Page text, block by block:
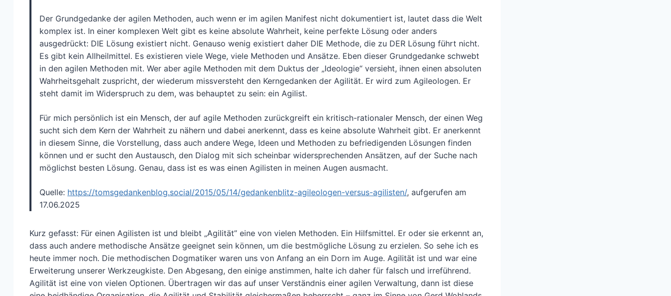
Der Grundgedanke der agilen Methoden, auch wenn er im agilen Manifest nicht dokumentiert ist, lautet dass die Welt
komplex ist. In einer komplexen Welt gibt es keine absolute Wahrheit, keine perfekte Lösung oder anders
ausgedrückt: DIE Lösung existiert nicht. Genauso wenig existiert daher DIE Methode, die zu DER Lösung führt nicht.
Es gibt kein Allheilmittel. Es existieren viele Wege, viele Methoden und Ansätze. Eben dieser Grundgedanke schwebt
in den agilen Methoden mit. Wer aber agile Methoden mit dem Duktus der „Ideologie“ versieht, ihnen einen absoluten
Wahrheitsgehalt zuspricht, der wiederum missversteht den Kerngedanken der Agilität. Er wird zum Agileologen. Er
steht damit im Widerspruch zu dem, was behauptet zu sein: ein Agilist.
Für mich persönlich ist ein Mensch, der auf agile Methoden zurückgreift ein kritisch-rationaler Mensch, der einen Weg
sucht sich dem Kern der Wahrheit zu nähern und dabei anerkennt, dass es keine absolute Wahrheit gibt. Er anerkennt
in diesem Sinne, die Vorstellung, dass auch andere Wege, Ideen und Methoden zu befriedigenden Lösungen finden
können und er sucht den Austausch, den Dialog mit sich scheinbar widersprechenden Ansätzen, auf der Suche nach
möglichst besten Lösung. Genau, dass ist es was einen Agilisten in meinen Augen ausmacht.
Quelle: https://tomsgedankenblog.social/2015/05/14/gedankenblitz-agileologen-versus-agilisten/, aufgerufen am
17.06.2025
Kurz gefasst: Für einen Agilisten ist und bleibt „Agilität” eine von vielen Methoden. Ein Hilfsmittel. Er oder sie erkennt an,
dass auch andere methodische Ansätze geeignet sein können, um die bestmögliche Lösung zu erzielen. So sehe ich es
heute immer noch. Die methodischen Dogmatiker waren uns von Anfang an ein Dorn im Auge. Agilität ist und war eine
Erweiterung unserer Werkzeugkiste. Den Abgesang, den einige anstimmen, halte ich daher für falsch und irreführend.
Agilität ist eine von vielen Optionen. Übertragen wir das auf unser Verständnis einer agilen Verwaltung, dann ist diese